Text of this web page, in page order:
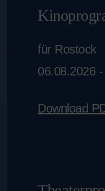
für Rostock
06.08.2026
Download